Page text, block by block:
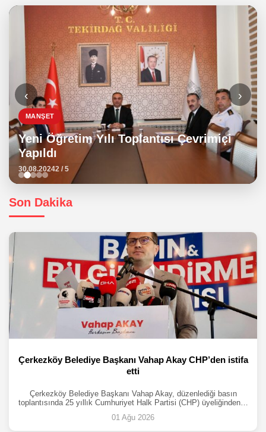
MANŞET
Yeni Öğretim Yılı Toplantısı Çevrimiçi
Yapıldı
30.08.20242 / 5
‹ ›
Son Dakika
Çerkezköy Belediye Başkanı Vahap Akay CHP’den istifa
etti
Çerkezköy Belediye Başkanı Vahap Akay, düzenlediği basın
toplantısında 25 yıllık Cumhuriyet Halk Partisi (CHP) üyeliğinden…
01 Ağu 2026